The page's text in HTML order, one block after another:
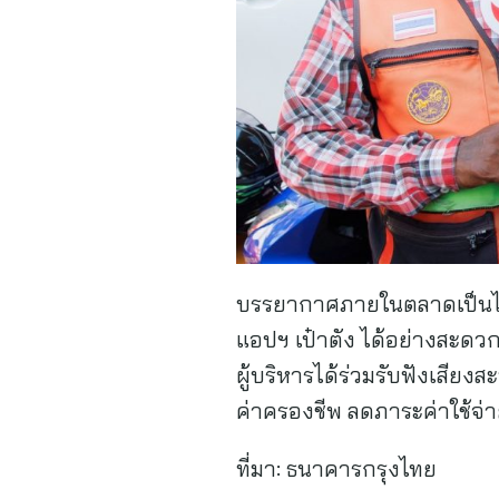
บรรยากาศภายในตลาดเป็
แอปฯ เป๋าตัง ได้อย่างสะด
ผู้บริหารได้ร่วมรับฟังเสียง
ค่าครองชีพ ลดภาระค่าใช้จ่
ที่มา: ธนาคารกรุงไทย